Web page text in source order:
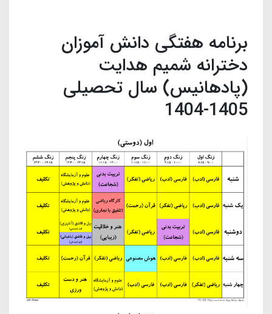
برنامه هفتگی دانش آموزان
دخترانه شمیم هدایت
(پادهانیس) سال تحصیلی
1405-1404